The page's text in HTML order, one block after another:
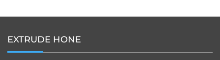
EXTRUDE HONE